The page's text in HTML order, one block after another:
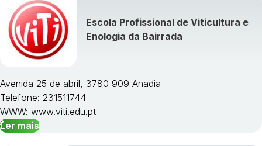
Escola Profissional de Viticultura e
Enologia da Bairrada
Avenida 25 de abril, 3780 909 Anadia
Telefone: 231511744
WWW: www.viti.edu.pt
Ler mais